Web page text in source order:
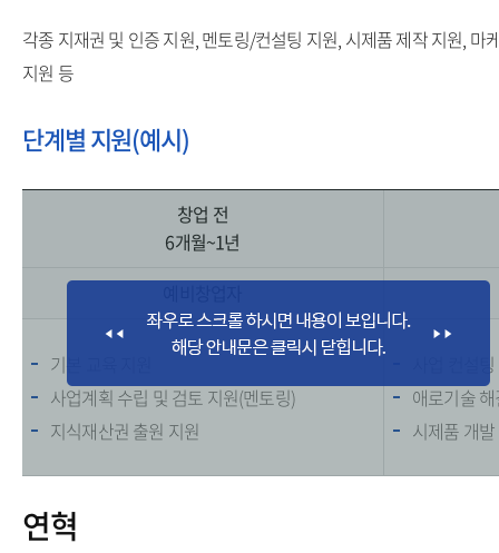
각종 지재권 및 인증 지원, 멘토링/컨설팅 지원, 시제품 제작 지원, 마
지원 등
단계별 지원(예시)
창업 전
6개월~1년
기본 교육 지원
사업계획 수립 및 검토 지원(멘토링)
지식재산권 출원 지원
사업 컨설
애로기술
시제품 개
연혁